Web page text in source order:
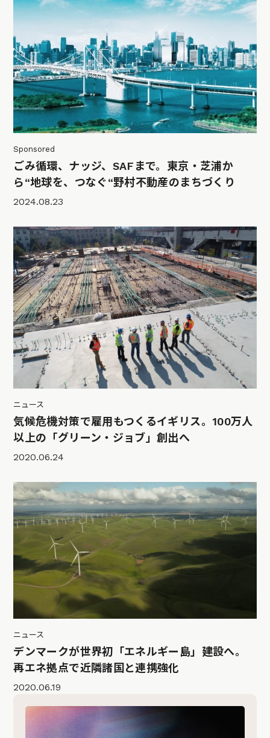
Sponsored
ごみ循環、ナッジ、SAFまで。東京・芝浦か
ら“地球を、つなぐ“野村不動産のまちづくり
2024.08.23
ニュース
気候危機対策で雇用もつくるイギリス。100万人
以上の「グリーン・ジョブ」創出へ
2020.06.24
ニュース
デンマークが世界初「エネルギー島」建設へ。
再エネ拠点で近隣諸国と連携強化
2020.06.19